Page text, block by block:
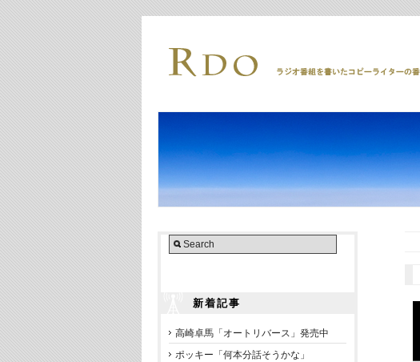
新着記事
高崎卓馬「オートリバース」発売中
ポッキー「何本分話そうかな」